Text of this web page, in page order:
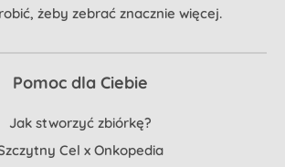
żeby zebrać znacznie więcej.
Pomoc dla Ciebie
Jak stworzyć zbiórkę?
Cel x Onkopedia